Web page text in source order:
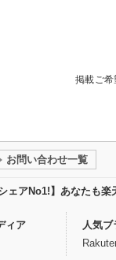
掲載ご希
お問い合わせ一覧
ェアNo1!】あなたも
ィア
人気